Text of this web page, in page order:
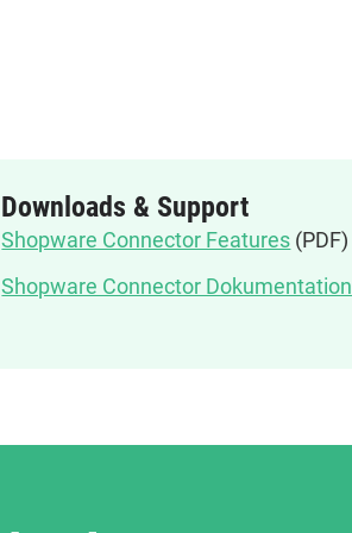
Downloads & Support
Shopware Connector Features (PDF)
Shopware Connector Dokumentation